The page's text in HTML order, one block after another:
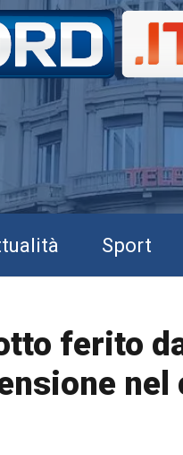
Sport
ferito
nel